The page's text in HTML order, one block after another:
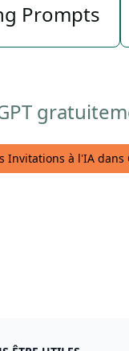
Prompts
à l'IA dans